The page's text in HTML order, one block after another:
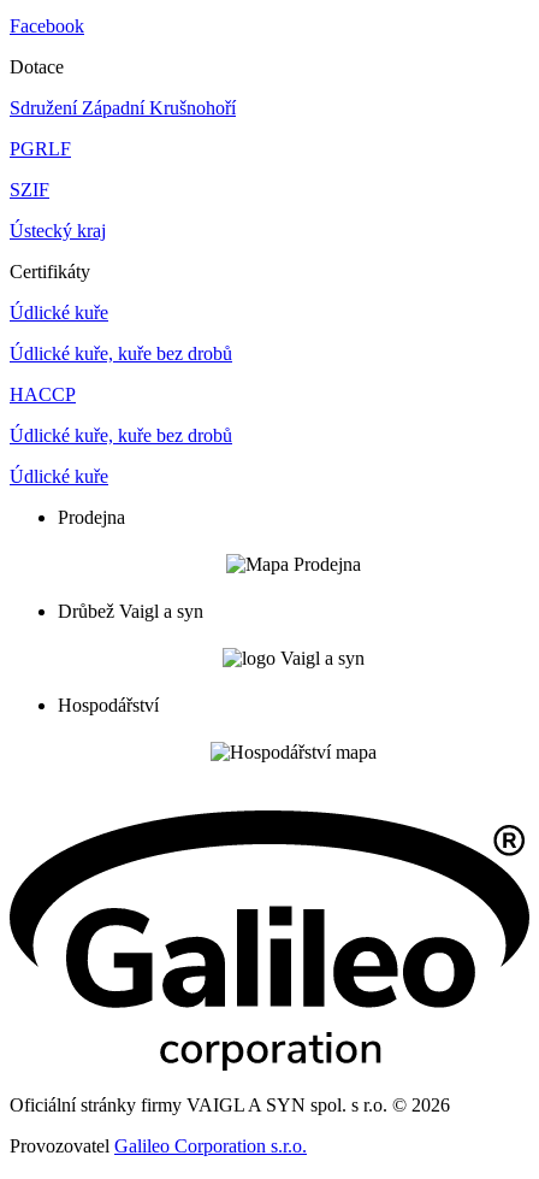
Facebook
Dotace
Sdružení Západní Krušnohoří
PGRLF
SZIF
Ústecký kraj
Certifikáty
Údlické kuře
Údlické kuře, kuře bez drobů
HACCP
Údlické kuře, kuře bez drobů
Údlické kuře
Prodejna
Drůbež Vaigl a syn
Hospodářství
Oficiální stránky firmy VAIGL A SYN spol. s r.o. © 2026
Provozovatel Galileo Corporation s.r.o.